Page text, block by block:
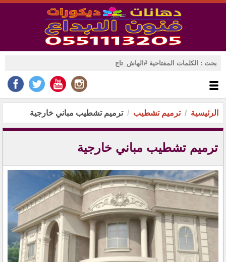
الرئيسية ترميم تشطيب ترميم تشطيب مباني خارجية
ترميم تشطيب مباني خارجية